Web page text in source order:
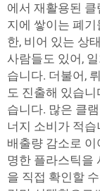
에서 재활용된
지에 쌓이는 폐
한, 비어 있는 상
사람들도 있어,
습니다. 더불어,
도 진출해 있습
습니다. 많은 클
너지 소비가 적
배출량 감소로
명한 플라스틱을
을 직접 확인할